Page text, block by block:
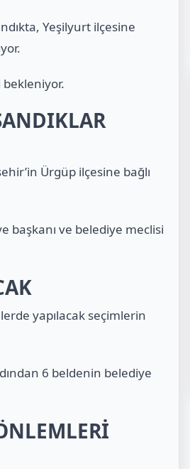
Yeşilyurt ilçesine
Ürgüp ilçesine bağlı
başkanı ve belediye meclisi
yapılacak seçimlerin
6 beldenin belediye